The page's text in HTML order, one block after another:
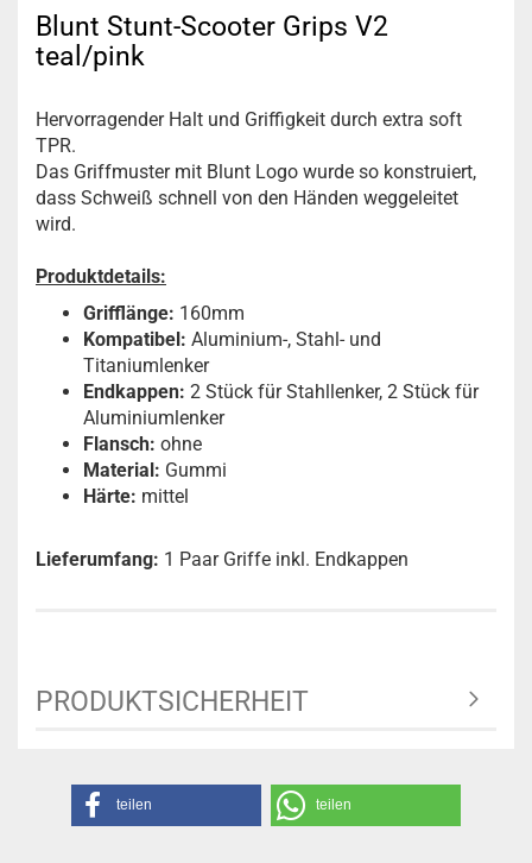
Blunt Stunt-Scooter Grips V2
teal/pink
Hervorragender Halt und Griffigkeit durch extra soft
TPR.
Das Griffmuster mit Blunt Logo wurde so konstruiert,
dass Schweiß schnell von den Händen weggeleitet
wird.
Produktdetails:
Grifflänge: 160mm
Kompatibel: Aluminium-, Stahl- und
Titaniumlenker
Endkappen: 2 Stück für Stahllenker, 2 Stück für
Aluminiumlenker
Flansch: ohne
Material: Gummi
Härte: mittel
Lieferumfang: 1 Paar Griffe inkl. Endkappen
PRODUKTSICHERHEIT
teilen teilen